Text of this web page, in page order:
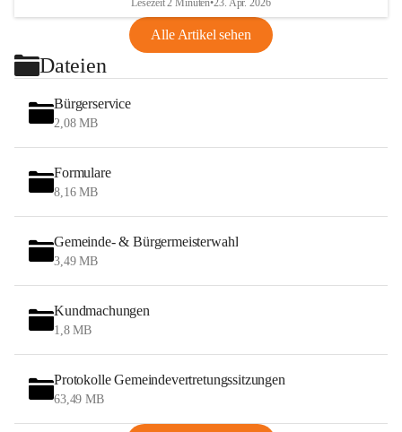
Lesezeit 2 Minuten•23. Apr. 2026
Alle Artikel sehen
Dateien
Bürgerservice
2,08 MB
Formulare
8,16 MB
Gemeinde- & Bürgermeisterwahl
3,49 MB
Kundmachungen
1,8 MB
Protokolle Gemeindevertretungssitzungen
63,49 MB